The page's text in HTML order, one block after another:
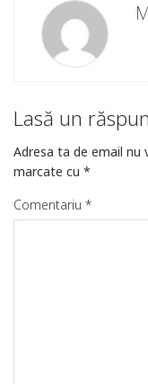
Lasă un
Adresa ta de email nu
marcate cu *
Comentariu *